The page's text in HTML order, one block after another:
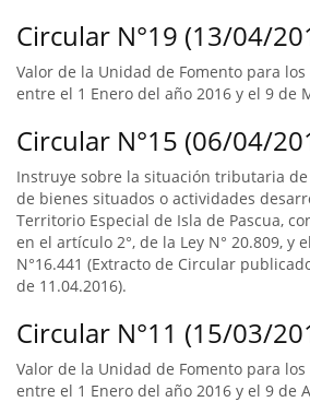
Circular N°19 (13/04/
Valor de la Unidad de Fomento para
entre el 1 Enero del año 2016 y el 9 de
Circular N°15 (06/04/
Instruye sobre la situación tributaria
de bienes situados o actividades
Territorio Especial de Isla de Pascua,
en el artículo 2°, de la Ley N° 20.809, y
N°16.441 (Extracto de Circular
de 11.04.2016).
Circular N°11 (15/03/
Valor de la Unidad de Fomento para
entre el 1 Enero del año 2016 y el 9 de